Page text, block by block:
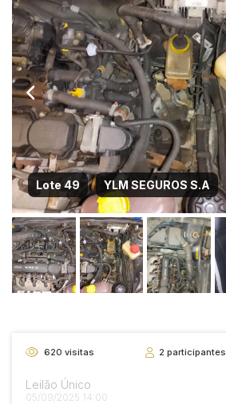
Lote 49 YLM SEGUROS S.A
620 visitas 2participantes
Leilão Único
05/09/2025 14:00